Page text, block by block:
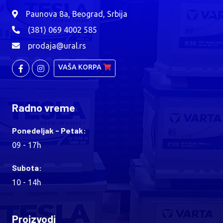
Paunova 8a, Beograd, Srbija
(381) 069 4002 585
prodaja@ural.rs
VAŠA KORPA
Radno vreme
Ponedeljak - Petak:
09 - 17h
Subota:
10 - 14h
Proizvodi